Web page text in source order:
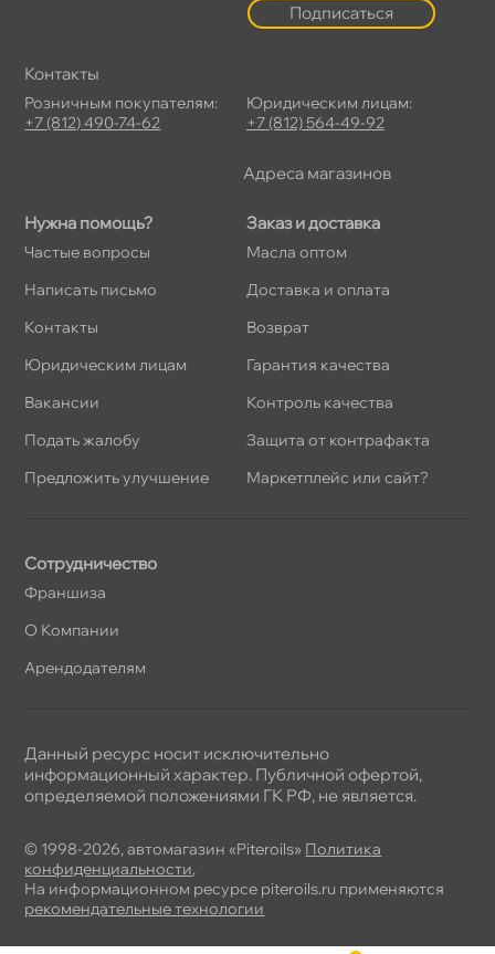
Нужна помощь?
Частые вопросы
Написать письмо
Контакты
Юридическим лицам
акансии
Подать жалобу
Предложить улучшение
Заказ и доставка
Масла оптом
Доставка и оплата
озврат
Гарантия качества
Контроль качества
Защита от контрафакта
Маркетплейс или сайт?
Подписаться
Сотрудничество
Франшиза
О Компании
Арендодателям
Контакты
Розничным покупателям:
+7 (812) 490-74-62
Юридическим лицам:
+7 (812) 564-49-92
Адреса магазино
© 1998-2026, автомагазин «Piteroils» Политика
конфиденциальности,
На информационном ресурсе piteroils.ru применяются
рекомендательные технологии
Данный ресурс носит исключительно
информационный характер. Публичной офертой,
определяемой положениями ГК РФ, не является.